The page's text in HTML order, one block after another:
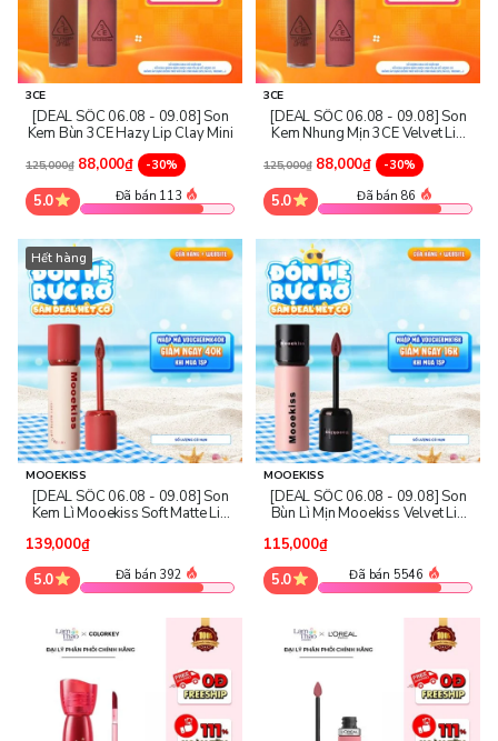
3CE
[DEAL SỐC 06.08 - 09.08] Son
Kem Bùn 3CE Hazy Lip Clay Mini
125,000₫ 88,000₫ -30%
5.0 Đã bán 113
3CE
[DEAL SỐC 06.08 - 09.08] Son
Kem Nhung Mịn 3CE Velvet Lip
Tint Mini
125,000₫ 88,000₫ -30%
5.0 Đã bán 86
Hết hàng
MOOEKISS
[DEAL SỐC 06.08 - 09.08] Son
Kem Lì Mooekiss Soft Matte Lip
139,000₫
5.0
Đã bán 392
MOOEKISS
[DEAL SỐC 06.08 - 09.08] Son
Bùn Lì Mịn Mooekiss Velvet Lip
115,000₫
5.0
Đã bán 5546